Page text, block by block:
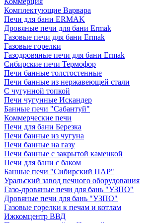
Комплектующие Варвара
Печи для бани ERMAK
Дровяные печи для бани Ermak
Газовые печи для бани Ermak
Газовые горелки
Газодровяные печи для бани Ermak
Сибирские печи Термофор
Печи банные толстостенные
Печи банные из нержавеющей стали
С чугунной топкой
Печи чугунные Искандер
Банные печи "Сабантуй"
Коммерческие печи
Печи для бани Березка
Печи банные из чугуна
Печи банные на газу
Печи банные с закрытой каменкой
Печи для бани с баком
Банные печи "Сибирский ПАР"
Уральский завод печного оборудования
Газо-дровяные печи для бань "УЗПО"
Дровяные печи для бань "УЗПО"
Газовые горелки к печам и котлам
Ижкомцентр ВВД